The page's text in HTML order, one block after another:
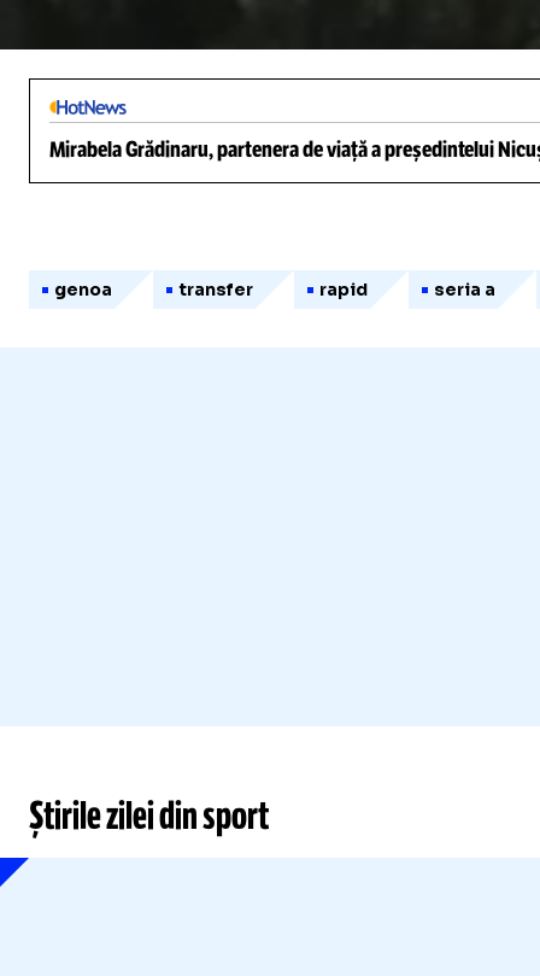
Mirabela Grădinaru, partenera de viață a președintelui
genoa transfer rapid seria a
Știrile zilei din sport